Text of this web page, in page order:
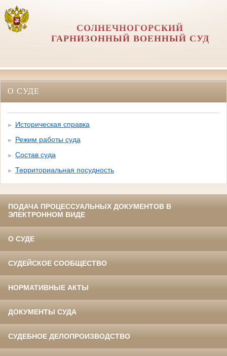
СОЛНЕЧНОГОРСКИЙ
ГАРНИЗОННЫЙ ВОЕННЫЙ СУД
О СУДЕ
Историческая справка
Режим работы суда
Состав суда
Территориальная посудность
ПОДАЧА ПРОЦЕССУАЛЬНЫХ ДОКУМЕНТОВ В
ЭЛЕКТРОННОМ ВИДЕ
О СУДЕ
СУДЕЙСКОЕ СООБЩЕСТВО
НОРМАТИВНЫЕ АКТЫ
ДОКУМЕНТЫ СУДА
СУДЕБНОЕ ДЕЛОПРОИЗВОДСТВО